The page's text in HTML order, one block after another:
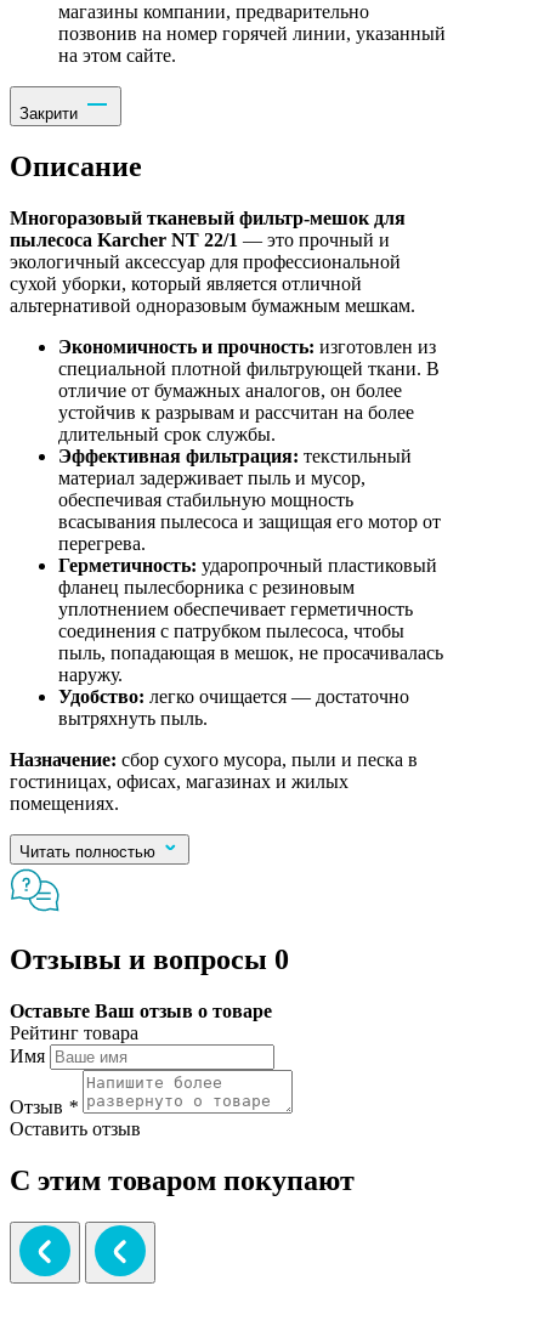
магазины компании, предварительно
позвонив на номер горячей линии, указанный
на этом сайте.
Закрити
Описание
Многоразовый тканевый фильтр-мешок для
пылесоса Karcher NT 22/1 — это прочный и
экологичный аксессуар для профессиональной
сухой уборки, который является отличной
альтернативой одноразовым бумажным мешкам.
Экономичность и прочность: изготовлен из
специальной плотной фильтрующей ткани. В
отличие от бумажных аналогов, он более
устойчив к разрывам и рассчитан на более
длительный срок службы.
Эффективная фильтрация: текстильный
материал задерживает пыль и мусор,
обеспечивая стабильную мощность
всасывания пылесоса и защищая его мотор от
перегрева.
Герметичность: ударопрочный пластиковый
фланец пылесборника с резиновым
уплотнением обеспечивает герметичность
соединения с патрубком пылесоса, чтобы
пыль, попадающая в мешок, не просачивалась
наружу.
Удобство: легко очищается — достаточно
вытряхнуть пыль.
Назначение: сбор сухого мусора, пыли и песка в
гостиницах, офисах, магазинах и жилых
помещениях.
Читать полностью
Отзывы и вопросы 0
Оставьте Ваш отзыв о товаре
Рейтинг товара
Имя
Отзыв *
Оставить отзыв
С этим товаром покупают